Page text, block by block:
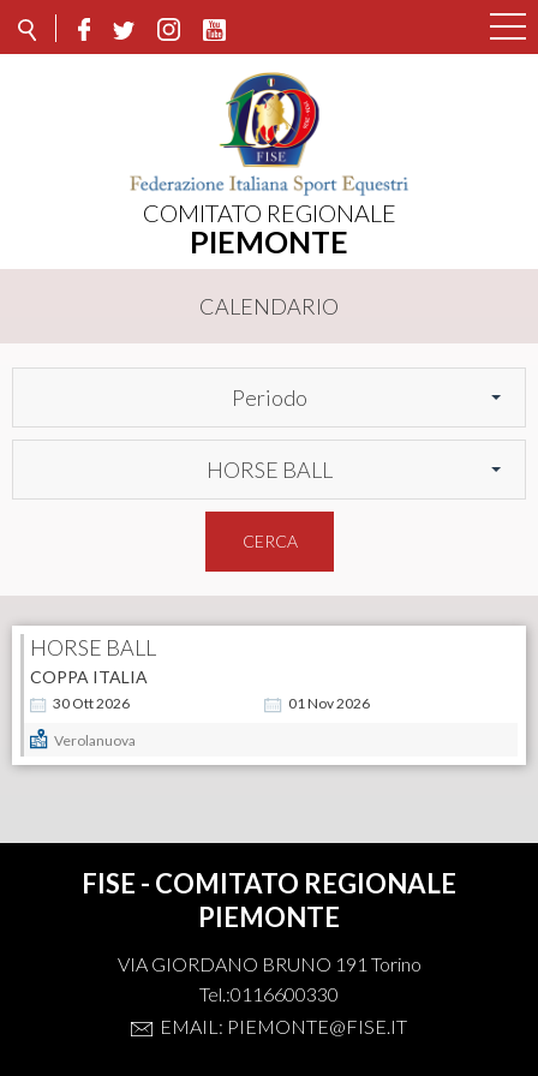
COMITATO REGIONALE
PIEMONTE
CALENDARIO
Periodo
HORSE BALL
CERCA
HORSE BALL
30 Ott2026 01Nov2026
COPPA ITALIA
Verolanuova
FISE - COMITATO REGIONALE
PIEMONTE
VIA GIORDANO BRUNO 191 Torino
Tel.:0116600330
EMAIL: PIEMONTE@FISE.IT